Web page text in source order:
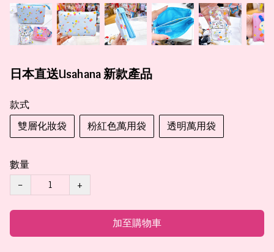
日本直送Usahana 新款產品
款式
雙層化妝袋
粉紅色萬用袋 透明萬用袋
數量
−
+
加至購物車